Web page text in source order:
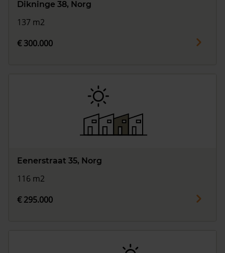
Dikninge 38, Norg
137 m2
€ 300.000
Eenerstraat 35, Norg
116 m2
€ 295.000